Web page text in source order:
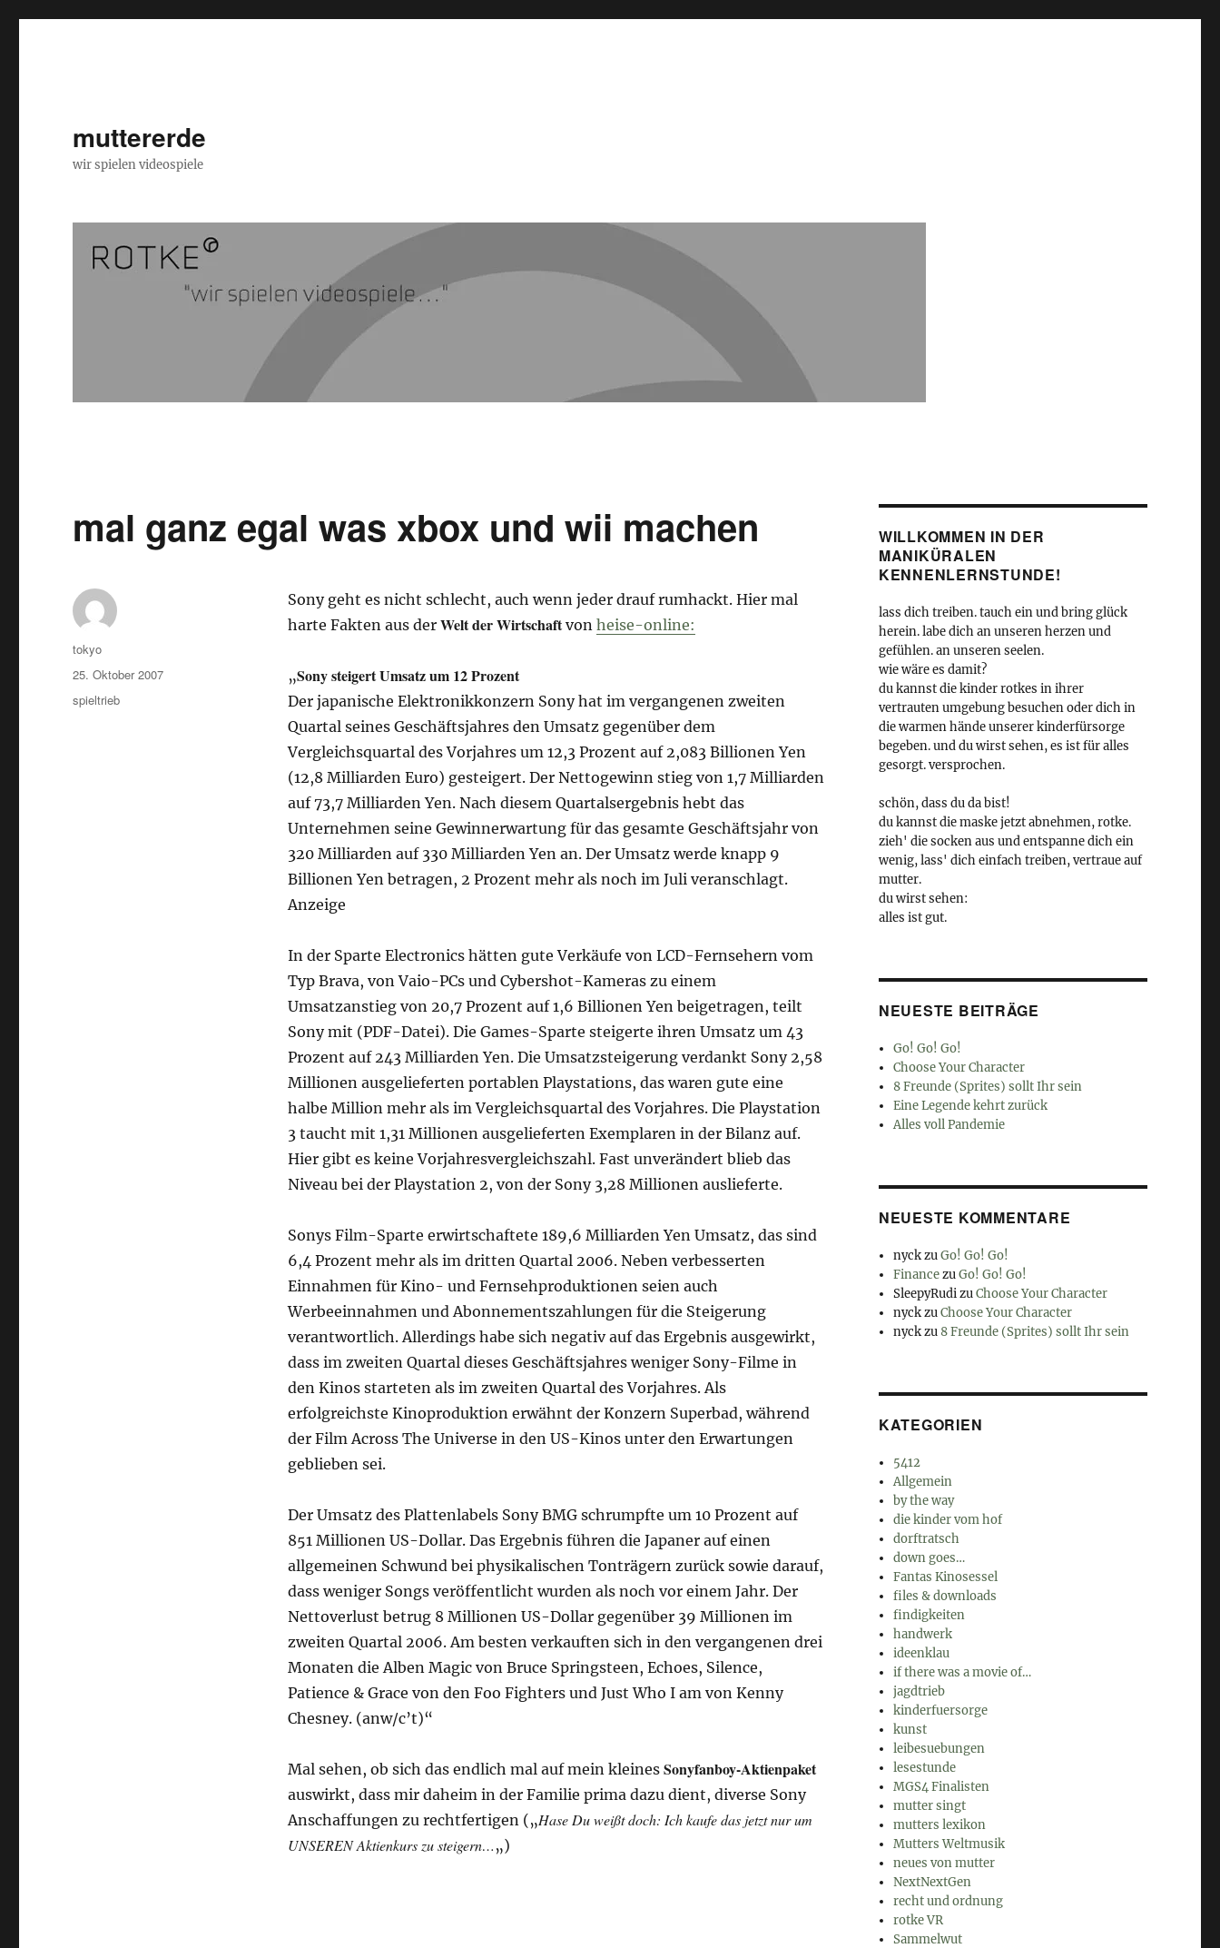
muttererde
wir spielen videospiele
mal ganz egal was xbox und wii machen
Sony geht es nicht schlecht, auch wenn jeder drauf rumhackt. Hier mal
harte Fakten aus der Welt der Wirtschaftvon heise-online:
„Sony steigert Umsatz um 12 Prozent
Der japanische Elektronikkonzern Sony hat im vergangenen zweiten
Quartal seines Geschäftsjahres den Umsatz gegenüber dem
Vergleichsquartal des Vorjahres um 12,3 Prozent auf 2,083 Billionen Yen
(12,8 Milliarden Euro) gesteigert. Der Nettogewinn stieg von 1,7 Milliarden
auf 73,7 Milliarden Yen. Nach diesem Quartalsergebnis hebt das
Unternehmen seine Gewinnerwartung für das gesamte Geschäftsjahr von
320 Milliarden auf 330 Milliarden Yen an. Der Umsatz werde knapp 9
Billionen Yen betragen, 2 Prozent mehr als noch im Juli veranschlagt.
Anzeige
In der Sparte Electronics hätten gute Verkäufe von LCD-Fernsehern vom
Typ Brava, von Vaio-PCs und Cybershot-Kameras zu einem
Umsatzanstieg von 20,7 Prozent auf 1,6 Billionen Yen beigetragen, teilt
Sony mit (PDF-Datei). Die Games-Sparte steigerte ihren Umsatz um 43
Prozent auf 243 Milliarden Yen. Die Umsatzsteigerung verdankt Sony 2,58
Millionen ausgelieferten portablen Playstations, das waren gute eine
halbe Million mehr als im Vergleichsquartal des Vorjahres. Die Playstation
3 taucht mit 1,31 Millionen ausgelieferten Exemplaren in der Bilanz auf.
Hier gibt es keine Vorjahresvergleichszahl. Fast unverändert blieb das
Niveau bei der Playstation 2, von der Sony 3,28 Millionen auslieferte.
Sonys Film-Sparte erwirtschaftete 189,6 Milliarden Yen Umsatz, das sind
6,4 Prozent mehr als im dritten Quartal 2006. Neben verbesserten
Einnahmen für Kino- und Fernsehproduktionen seien auch
Werbeeinnahmen und Abonnementszahlungen für die Steigerung
verantwortlich. Allerdings habe sich negativ auf das Ergebnis ausgewirkt,
dass im zweiten Quartal dieses Geschäftsjahres weniger Sony-Filme in
den Kinos starteten als im zweiten Quartal des Vorjahres. Als
erfolgreichste Kinoproduktion erwähnt der Konzern Superbad, während
der Film Across The Universe in den US-Kinos unter den Erwartungen
geblieben sei.
Der Umsatz des Plattenlabels Sony BMG schrumpfte um 10 Prozent auf
851 Millionen US-Dollar. Das Ergebnis führen die Japaner auf einen
allgemeinen Schwund bei physikalischen Tonträgern zurück sowie darauf,
dass weniger Songs veröffentlicht wurden als noch vor einem Jahr. Der
Nettoverlust betrug 8 Millionen US-Dollar gegenüber 39 Millionen im
zweiten Quartal 2006. Am besten verkauften sich in den vergangenen drei
Monaten die Alben Magic von Bruce Springsteen, Echoes, Silence,
Patience & Grace von den Foo Fighters und Just Who I am von Kenny
Chesney. (anw/c’t)“
Mal sehen, ob sich das endlich mal auf mein kleines Sonyfanboy-Aktienpaket
auswirkt, dass mir daheim in der Familie prima dazu dient, diverse Sony
Anschaffungen zu rechtfertigen („Hase Du weißt doch: Ich kaufe das jetzt nur um
UNSEREN Aktienkurs zu steigern… „)
Autor
tokyo
Veröffentlicht
am
25. Oktober 2007
Kategorien
spieltrieb
WILLKOMMEN IN DER
MANIKÜRALEN
KENNENLERNSTUNDE!
lass dich treiben. tauch ein und bring glück
herein. labe dich an unseren herzen und
gefühlen. an unseren seelen.
wie wäre es damit?
du kannst die kinder rotkes in ihrer
vertrauten umgebung besuchen oder dich in
die warmen hände unserer kinderfürsorge
begeben. und du wirst sehen, es ist für alles
gesorgt. versprochen.
schön, dass du da bist!
du kannst die maske jetzt abnehmen, rotke.
zieh' die socken aus und entspanne dich ein
wenig, lass' dich einfach treiben, vertraue auf
mutter.
du wirst sehen:
alles ist gut.
NEUESTE BEITRÄGE
Go! Go! Go!
Choose Your Character
8 Freunde (Sprites) sollt Ihr sein
Eine Legende kehrt zurück
Alles voll Pandemie
NEUESTE KOMMENTARE
nyckzuGo! Go! Go!
FinancezuGo! Go! Go!
SleepyRudizuChoose Your Character
nyckzuChoose Your Character
nyckzu 8 Freunde (Sprites) sollt Ihr sein
KATEGORIEN
5412
Allgemein
by the way
die kinder vom hof
dorftratsch
down goes…
Fantas Kinosessel
files & downloads
findigkeiten
handwerk
ideenklau
if there was a movie of…
jagdtrieb
kinderfuersorge
kunst
leibesuebungen
lesestunde
MGS4 Finalisten
mutter singt
mutters lexikon
Mutters Weltmusik
neues von mutter
NextNextGen
recht und ordnung
rotke VR
Sammelwut